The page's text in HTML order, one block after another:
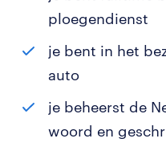
ploegendienst
je bent in het
auto
je beheerst de
woord en